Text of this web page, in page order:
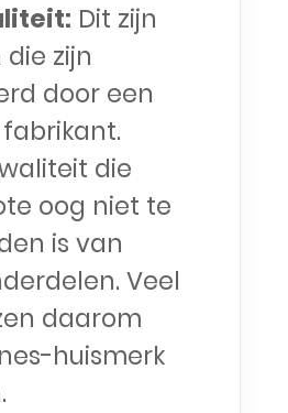
Dit zijn
zijn
door een
die
oog niet te
is van
Veel
daarom
huismerk